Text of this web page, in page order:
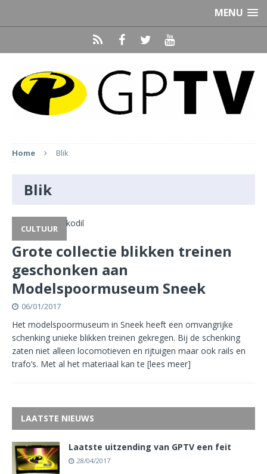
MENU
Home Blik
Blik
CULTUUR
Grote collectie blikken treinen
geschonken aan
Modelspoormuseum Sneek
06/01/2017
Het modelspoormuseum in Sneek heeft een omvangrijke
schenking unieke blikken treinen gekregen. Bij de schenking
zaten niet alleen locomotieven en rijtuigen maar ook rails en
trafo’s. Met al het materiaal kan te [lees meer]
LAATSTE NIEUWS
Laatste uitzending van GPTV een feit
28/04/2017